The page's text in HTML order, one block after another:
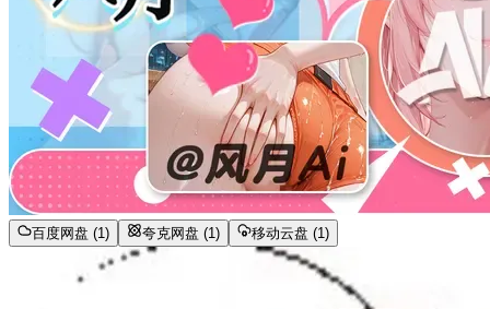
百度网盘 (1) 夸克网盘 (1) 移动云盘 (1)